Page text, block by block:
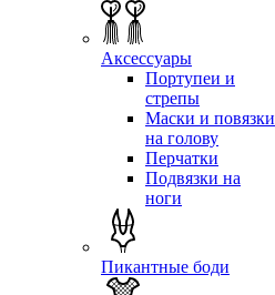
Аксессуары
Портупеи и
стрепы
Маски и повязки
на голову
Перчатки
Подвязки на
ноги
Пикантные боди